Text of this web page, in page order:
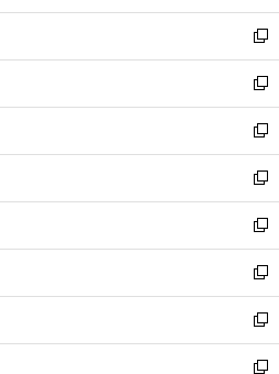
開
く
ウ
で
開
く
ン
ド
ウ
で
開
く
ウ
ィ
ン
ド
ウ
で
開
く
新
し
い
ウ
ィ
ン
ド
ウ
で
開
く
新
し
い
ウ
ィ
ン
ド
ウ
で
開
く
新
し
い
ウ
ィ
ン
ド
ウ
で
開
く
新
し
い
ウ
ィ
ン
ド
ウ
で
新
し
い
ウ
ィ
ン
ド
新
し
い
ウ
ィ
新
し